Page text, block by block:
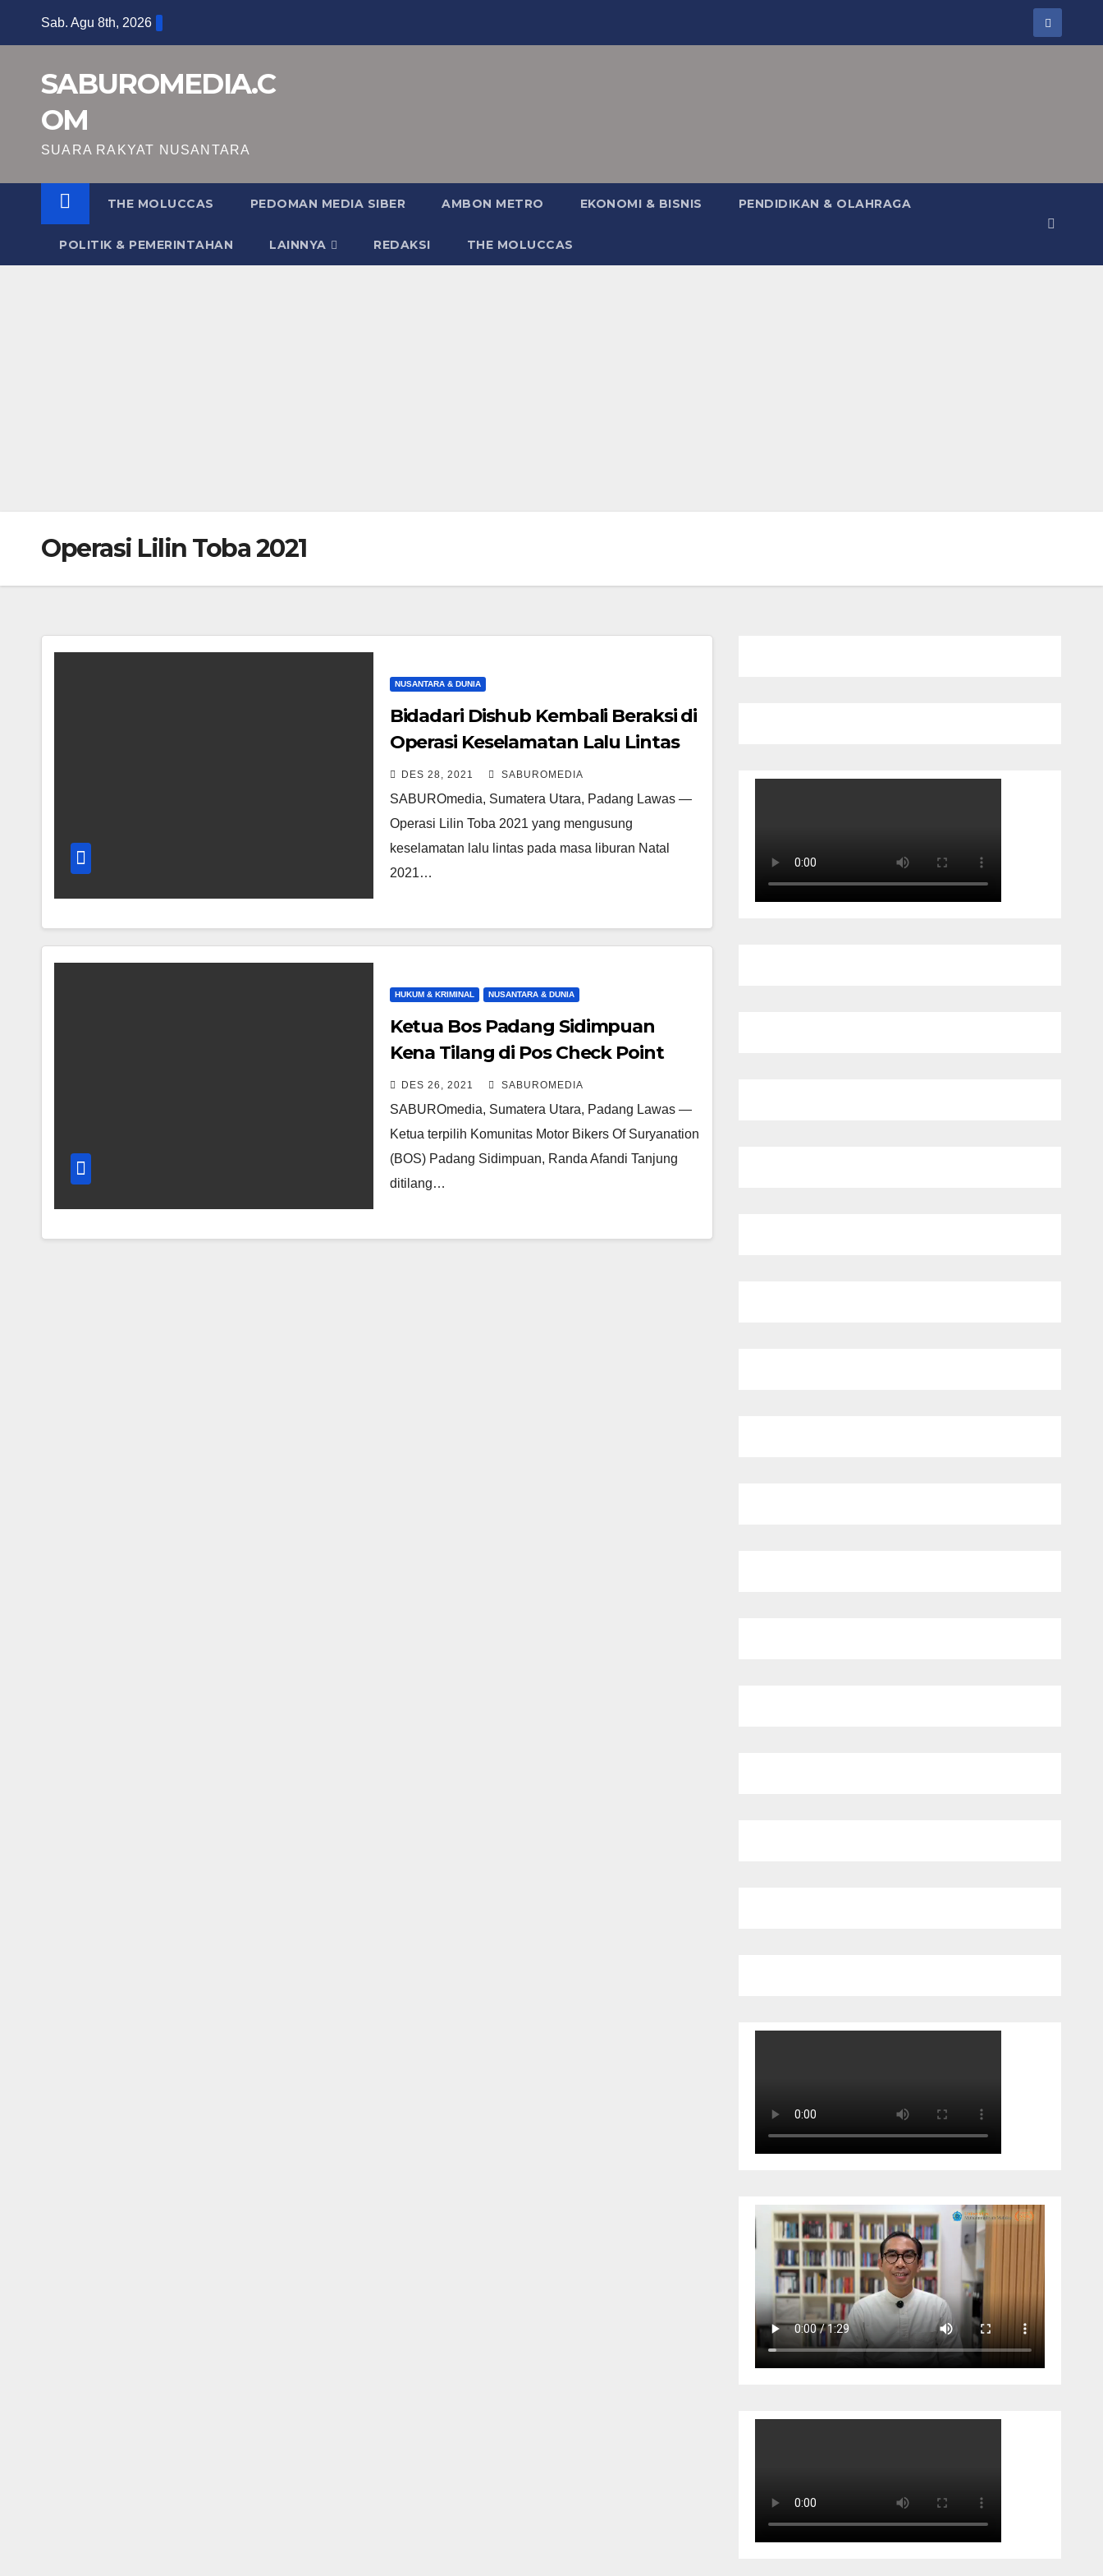
Sab. Agu 8th, 2026
SABUROMEDIA.C
OM
SUARA RAKYAT NUSANTARA
THE MOLUCCAS PEDOMAN MEDIA SIBER AMBON METRO EKONOMI & BISNIS PENDIDIKAN & OLAHRAGA
POLITIK & PEMERINTAHAN LAINNYA REDAKSI THE MOLUCCAS
Operasi Lilin Toba 2021
NUSANTARA & DUNIA
Bidadari Dishub Kembali Beraksi di
Operasi Keselamatan Lalu Lintas
Nataru Kabupaten Padang Lawas
DES 28, 2021 SABUROMEDIA
SABUROmedia, Sumatera Utara, Padang Lawas —
Operasi Lilin Toba 2021 yang mengusung
keselamatan lalu lintas pada masa liburan Natal
2021…
HUKUM & KRIMINAL NUSANTARA & DUNIA
Ketua Bos Padang Sidimpuan
Kena Tilang di Pos Check Point
Barumun dalam Simulasi
DES 26, 2021 SABUROMEDIA
SABUROmedia, Sumatera Utara, Padang Lawas —
Ketua terpilih Komunitas Motor Bikers Of Suryanation
(BOS) Padang Sidimpuan, Randa Afandi Tanjung
ditilang…